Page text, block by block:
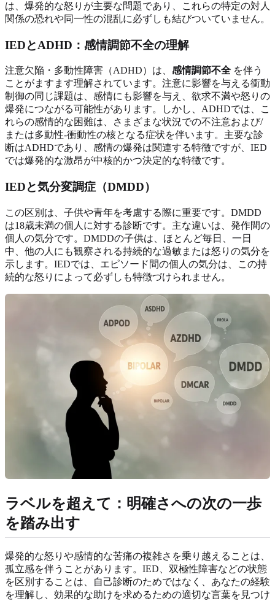
は、爆発的な怒りが主要な問題であり、これらの特定の対人
関係の恐れや同一性の混乱に必ずしも結びついていません。
IEDとADHD：感情調節不全の理解
注意欠陥・多動性障害（ADHD）は、 感情調節不全 を伴う
ことがますます理解されています。注意に影響を与える衝動
制御の同じ課題は、感情にも影響を与え、欲求不満や怒りの
爆発につながる可能性があります。しかし、ADHDでは、こ
れらの感情的な困難は、さまざまな状況での不注意および/
または多動性-衝動性の核となる症状を伴います。主要な診
断はADHDであり、感情の爆発は関連する特徴ですが、IED
では爆発的な激昂が中核的かつ決定的な特徴です。
IEDと気分変調症（DMDD）
この区別は、子供や青年を考慮する際に重要です。DMDD
は18歳未満の個人に対する診断です。主な違いは、発作間の
個人の気分です。DMDDの子供は、ほとんど毎日、一日
中、他の人にも観察される持続的な過敏または怒りの気分を
示します。IEDでは、エピソード間の個人の気分は、この持
続的な怒りによって必ずしも特徴づけられません。
ラベルを超えて：明確さへの次の一歩
を踏み出す
爆発的な怒りや感情的な苦痛の複雑さを乗り越えることは、
孤立感を伴うことがあります。IED、双極性障害などの状態
を区別することは、自己診断のためではなく、あなたの経験
を理解し、効果的な助けを求めるための適切な言葉を見つけ